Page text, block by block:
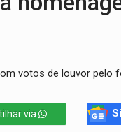
deixa quatro
chuvas isoladas
delibera greve da
votos de louvor pelo
via